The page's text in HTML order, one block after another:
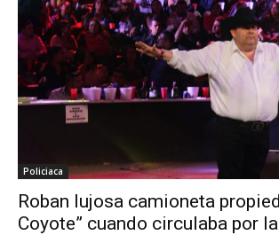
Policiaca
Roban lujosa camioneta
Coyote” cuando circulaba por